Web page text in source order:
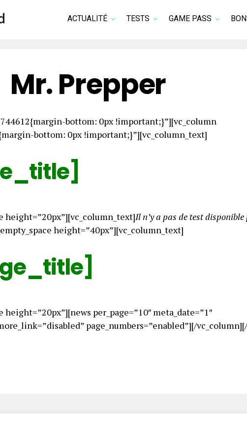
ACTUALITÉ TESTS GAME PASS
Mr. Prepper
bottom: 0px !important;}”][vc_column
bottom: 0px !important;}”][vc_column_text]
height=”20px”][vc_column_text]Il n’y a pas de test disponible
height=”40px”][vc_column_text]
per_page=”10″ meta_date=”1″
page_numbers=”enabled”][/